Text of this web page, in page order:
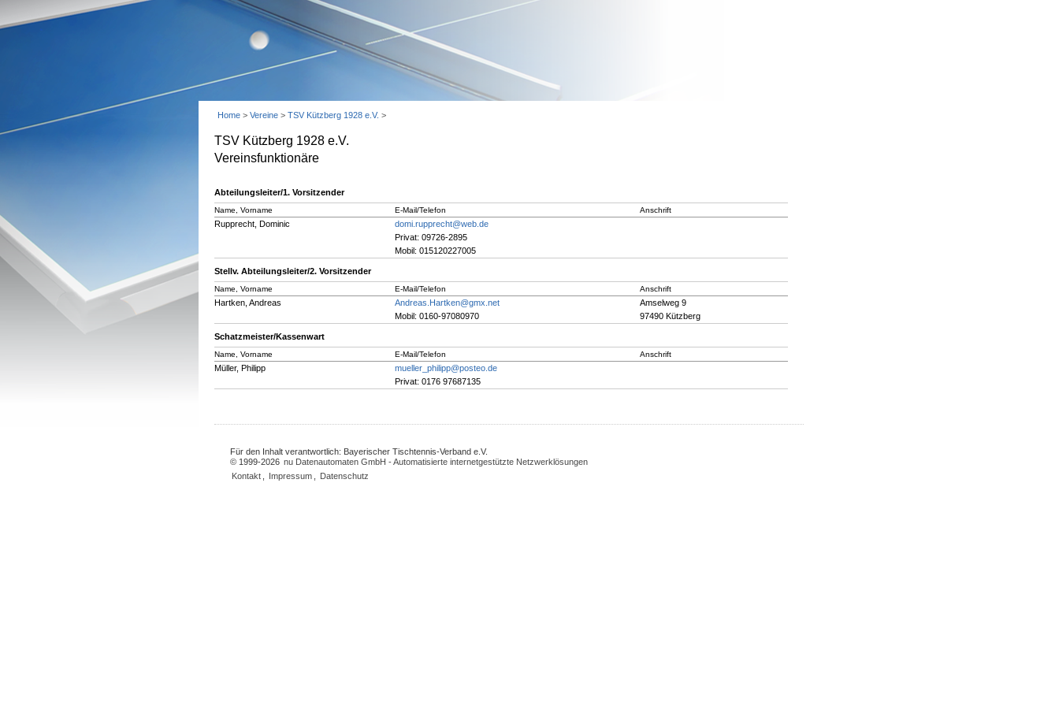
Home > Vereine > TSV Kützberg 1928 e.V. >
TSV Kützberg 1928 e.V.
Vereinsfunktionäre
Abteilungsleiter/1. Vorsitzender
Name, Vorname E-Mail/Telefon Anschrift
Rupprecht, Dominic
domi.rupprecht@web.de
Privat: 09726-2895
Mobil: 015120227005
Stellv. Abteilungsleiter/2. Vorsitzender
Name, Vorname E-Mail/Telefon Anschrift
Hartken, Andreas
Andreas.Hartken@gmx.net
Mobil: 0160-97080970
Amselweg 9
97490 Kützberg
Schatzmeister/Kassenwart
Name, Vorname E-Mail/Telefon Anschrift
Müller, Philipp
mueller_philipp@posteo.de
Privat: 0176 97687135
Für den Inhalt verantwortlich: Bayerischer Tischtennis-Verband e.V.
© 1999-2026 nu Datenautomaten GmbH - Automatisierte internetgestützte Netzwerklösungen
Kontakt
Impressum Datenschutz